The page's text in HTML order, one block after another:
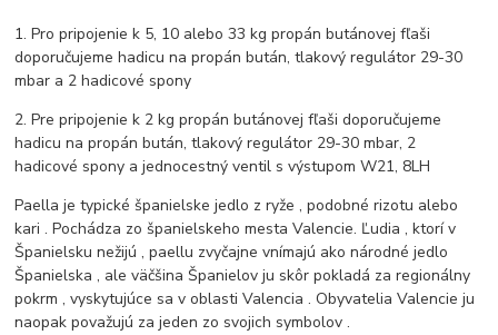
1. Pro pripojenie k 5, 10 alebo 33 kg propán butánovej fľaši
doporučujeme hadicu na propán bután, tlakový regulátor 29-30
mbar a 2 hadicové spony
2. Pre pripojenie k 2 kg propán butánovej fľaši doporučujeme
hadicu na propán bután, tlakový regulátor 29-30 mbar, 2
hadicové spony a jednocestný ventil s výstupom W21, 8LH
Paella je typické španielske jedlo z ryže , podobné rizotu alebo
kari . Pochádza zo španielskeho mesta Valencie. Ľudia , ktorí v
Španielsku nežijú , paellu zvyčajne vnímajú ako národné jedlo
Španielska , ale väčšina Španielov ju skôr pokladá za regionálny
pokrm , vyskytujúce sa v oblasti Valencia . Obyvatelia Valencie ju
naopak považujú za jeden zo svojich symbolov .